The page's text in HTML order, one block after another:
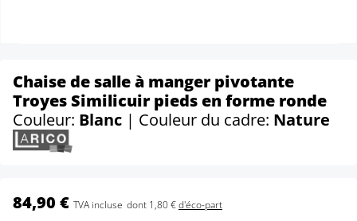
Chaise de salle à manger pivotante
Troyes Similicuir pieds en forme ronde
Couleur: Blanc | Couleur du cadre: Nature
84,90 € TVA incluse dont 1,80 €d'éco-part